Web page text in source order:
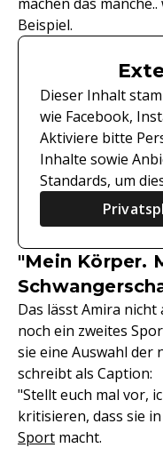
Beispiel.
Dieser Inhalt
wie Facebook,
Aktiviere bitte
Inhalte sowie
Standards, um
"Mein Körper.
Das lässt Amira
noch ein zweites
sie eine Auswahl der
schreibt als Caption:
"Stellt euch mal vor,
kritisieren, dass sie
Sport macht.